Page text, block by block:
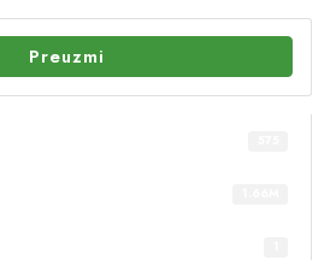
Preuzmi